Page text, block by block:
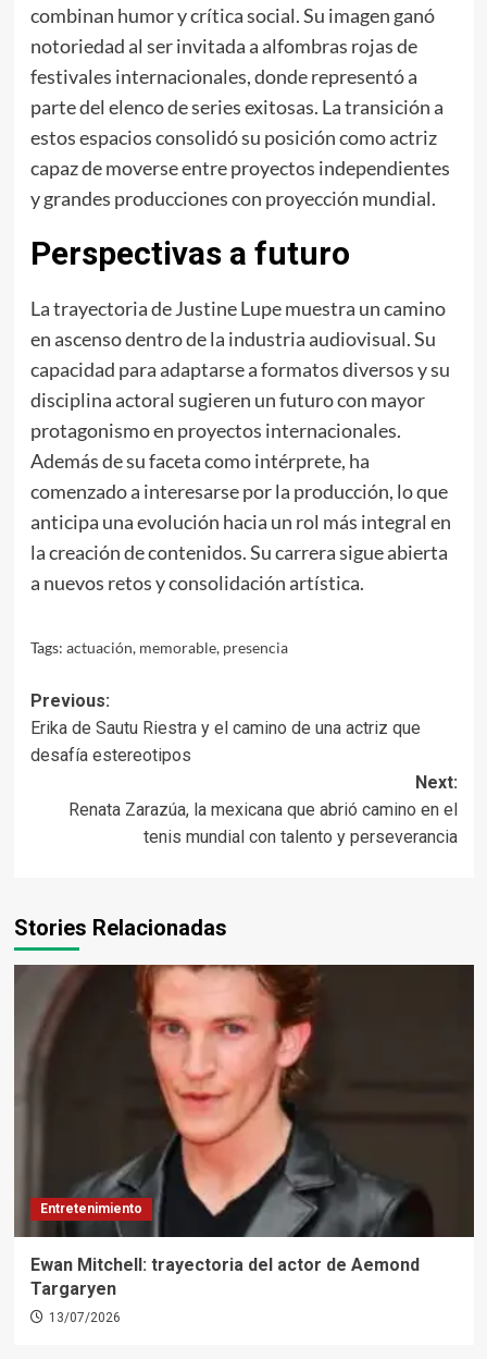
combinan humor y crítica social. Su imagen ganó
notoriedad al ser invitada a alfombras rojas de
festivales internacionales, donde representó a
parte del elenco de series exitosas. La transición a
estos espacios consolidó su posición como actriz
capaz de moverse entre proyectos independientes
y grandes producciones con proyección mundial.
Perspectivas a futuro
La trayectoria de Justine Lupe muestra un camino
en ascenso dentro de la industria audiovisual. Su
capacidad para adaptarse a formatos diversos y su
disciplina actoral sugieren un futuro con mayor
protagonismo en proyectos internacionales.
Además de su faceta como intérprete, ha
comenzado a interesarse por la producción, lo que
anticipa una evolución hacia un rol más integral en
la creación de contenidos. Su carrera sigue abierta
a nuevos retos y consolidación artística.
Tags: actuación, memorable, presencia
Post
navigation
Previous:
Erika de Sautu Riestra y el camino de una actriz que
desafía estereotipos
Next:
Renata Zarazúa, la mexicana que abrió camino en el
tenis mundial con talento y perseverancia
Stories Relacionadas
Entretenimiento
Ewan Mitchell: trayectoria del actor de Aemond
Targaryen
13/07/2026